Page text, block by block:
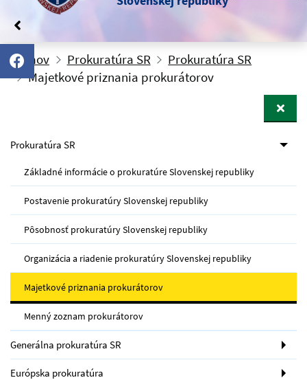
Domov Prokuratúra SR
Prokuratúra SR
Majetkové priznania prokurátorov
Prokuratúra SR
Základné informácie o prokuratúre Slovenskej republiky
Postavenie prokuratúry Slovenskej republiky
Pôsobnosť prokuratúry Slovenskej republiky
Organizácia a riadenie prokuratúry Slovenskej republiky
Majetkové priznania prokurátorov
Menný zoznam prokurátorov
Generálna prokuratúra SR
Európska prokuratúra